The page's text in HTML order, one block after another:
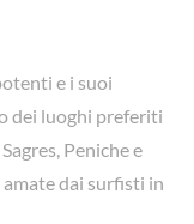
e i suoi
dei luoghi preferiti
Peniche e
dai surfisti in